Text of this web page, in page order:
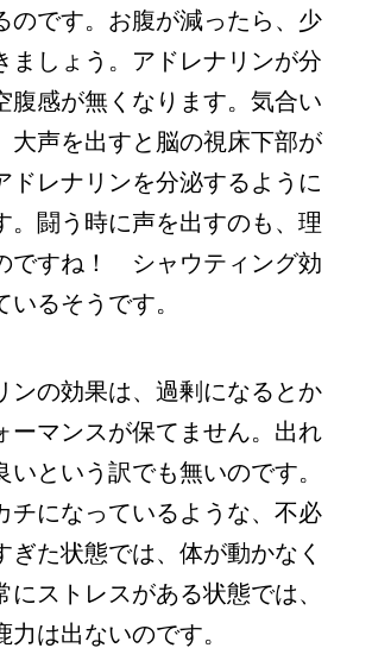
のです。お腹が減ったら、少
ましょう。アドレナリンが分
腹感が無くなります。気合い
大声を出すと脳の視床下部が
ドレナリンを分泌するように
。闘う時に声を出すのも、理
ですね！ シャウティング効
いるそうです。
の効果は、過剰になるとか
ーマンスが保てません。出れ
いという訳でも無いのです。
チになっているような、不必
ぎた状態では、体が動かなく
にストレスがある状態では、
力は出ないのです。